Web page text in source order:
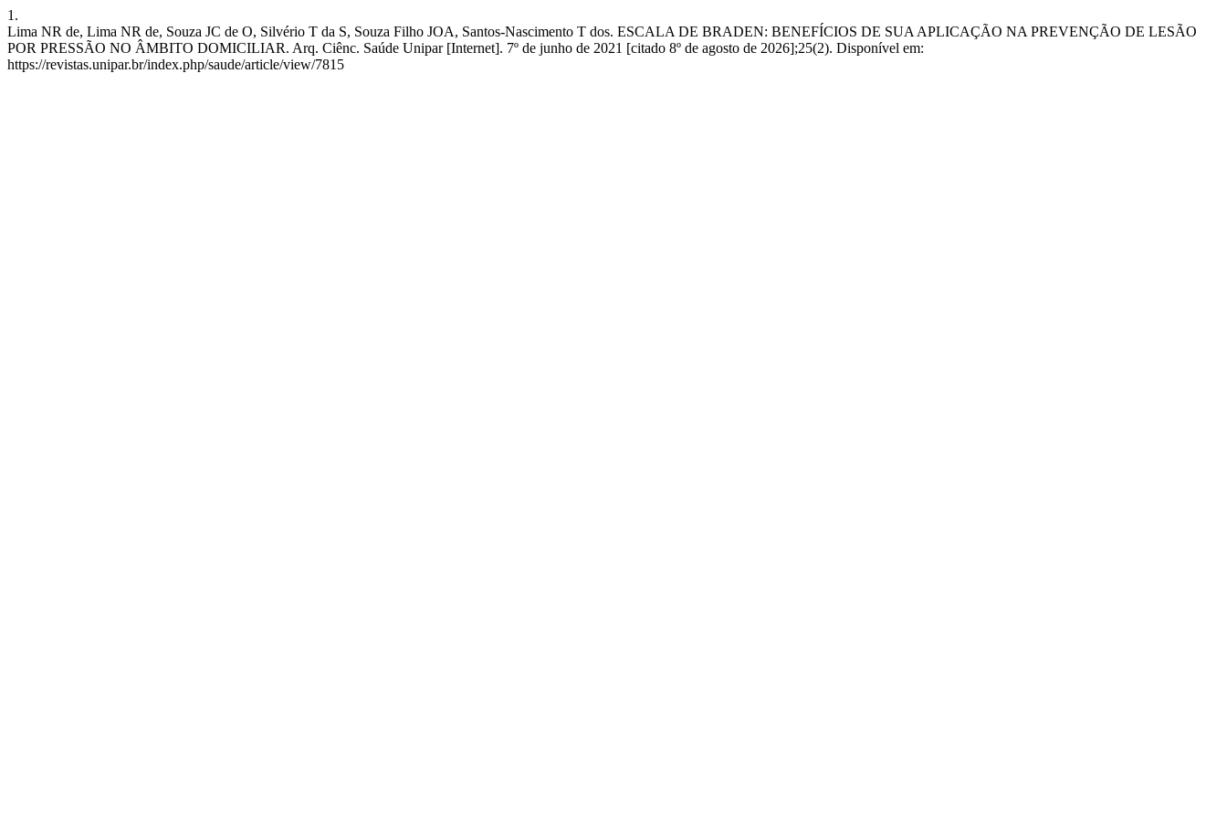
1.
Lima NR de, Lima NR de, Souza JC de O, Silvério T da S, Souza Filho JOA, Santos-Nascimento T dos. ESCALA DE BRADEN: BENEFÍCIOS DE SUA APLICAÇÃO NA PREVENÇÃO DE LESÃO
POR PRESSÃO NO ÂMBITO DOMICILIAR. Arq. Ciênc. Saúde Unipar [Internet]. 7º de junho de 2021 [citado 8º de agosto de 2026];25(2). Disponível em:
https://revistas.unipar.br/index.php/saude/article/view/7815